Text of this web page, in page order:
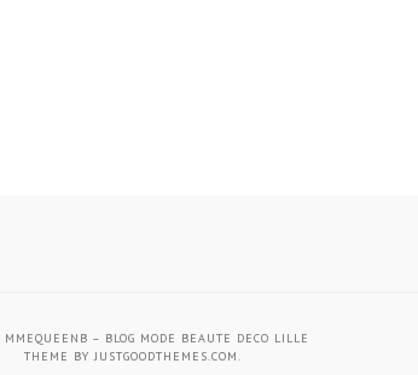
MMEQUEENB – BLOG MODE BEAUTE DECO LILLE
THEME BYJUSTGOODTHEMES.COM.